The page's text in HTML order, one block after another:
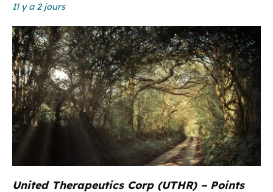
Il y a 2 jours
United Therapeutics Corp (UTHR) – Points